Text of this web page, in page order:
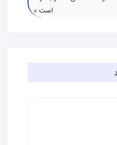
است»